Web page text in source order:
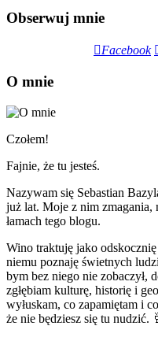
Obserwuj mnie
Facebook
O mnie
Czołem!
Fajnie, że tu jesteś.
Nazywam się Sebastian
już lat. Moje z nim zmagania,
łamach tego blogu.
Wino traktuję jako
niemu poznaję świetnych
bym bez niego nie zobaczył,
zgłębiam kulturę, historię i
wyłuskam, co zapamiętam i
że nie będziesz się tu nudzić.